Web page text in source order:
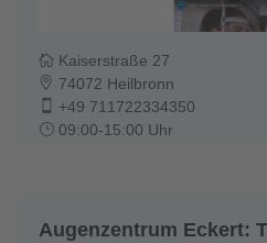
Kaiserstraße 27
74072 Heilbronn
+49 711722334350
09:00-15:00 Uhr
Augenzentrum Eckert: